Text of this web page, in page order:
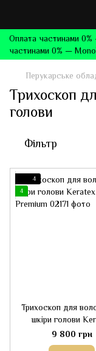
Оплата частинами
частинами 0% —
Перукарське
Трихоскоп
голови
Фільтр
4
4
Трихоскоп для
шкіри голови
Premium
9 800 грн